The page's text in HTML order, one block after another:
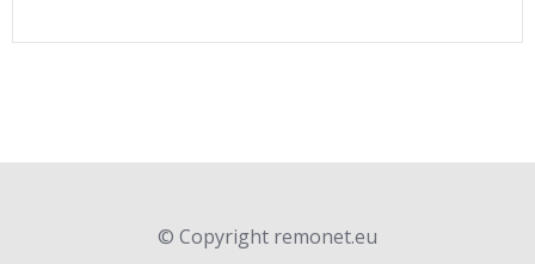
© Copyright remonet.eu